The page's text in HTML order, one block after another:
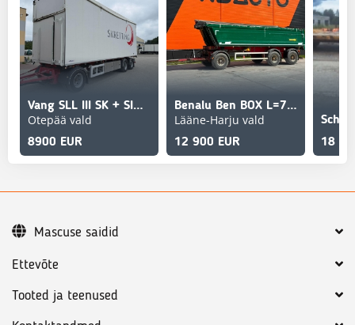
Vang SLL III SK + SIDE OPENING
Otepää vald
8900 EUR
Benalu Ben BOX L=7805 mm
Lääne-Harju vald
12 900 EUR 18
Ettevõte
Tooted ja teenused
Mascuse saidid